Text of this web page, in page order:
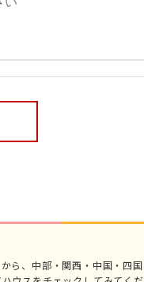
ら、中部・関西・中国・四